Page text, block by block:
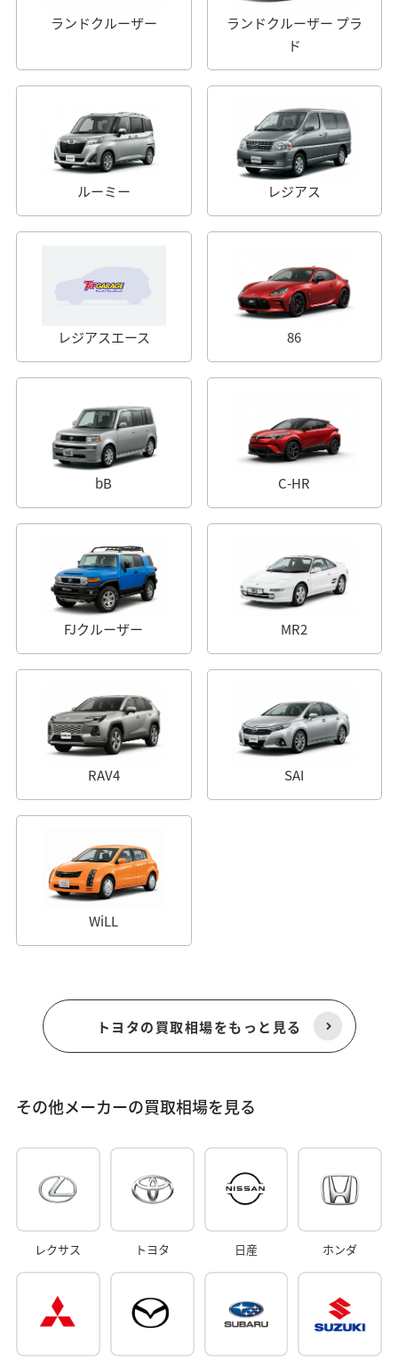
ランドクルーザー
ランドクルーザー プラ
ド
ルーミー レジアス
レジアスエース 86
bB C-HR
FJクルーザー MR2
RAV4 SAI
WiLL
トヨタの買取相場をもっと見る
その他メーカーの買取相場を見る
レクサス トヨタ 日産 ホンダ